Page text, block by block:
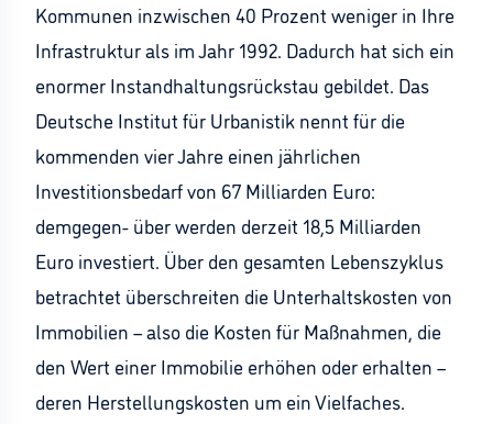
Kommunen inzwischen 40 Prozent weniger in Ihre
Infrastruktur als im Jahr 1992. Dadurch hat sich ein
enormer Instandhaltungsrückstau gebildet. Das
Deutsche Institut für Urbanistik nennt für die
kommenden vier Jahre einen jährlichen
Investitionsbedarf von 67 Milliarden Euro:
demgegen- über werden derzeit 18,5 Milliarden
Euro investiert. Über den gesamten Lebenszyklus
betrachtet überschreiten die Unterhaltskosten von
Immobilien – also die Kosten für Maßnahmen, die
den Wert einer Immobilie erhöhen oder erhalten –
deren Herstellungskosten um ein Vielfaches.